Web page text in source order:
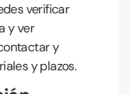
verificar
y ver
y
y plazos.